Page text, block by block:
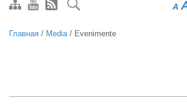
A
Главная / Media/ Evenimente